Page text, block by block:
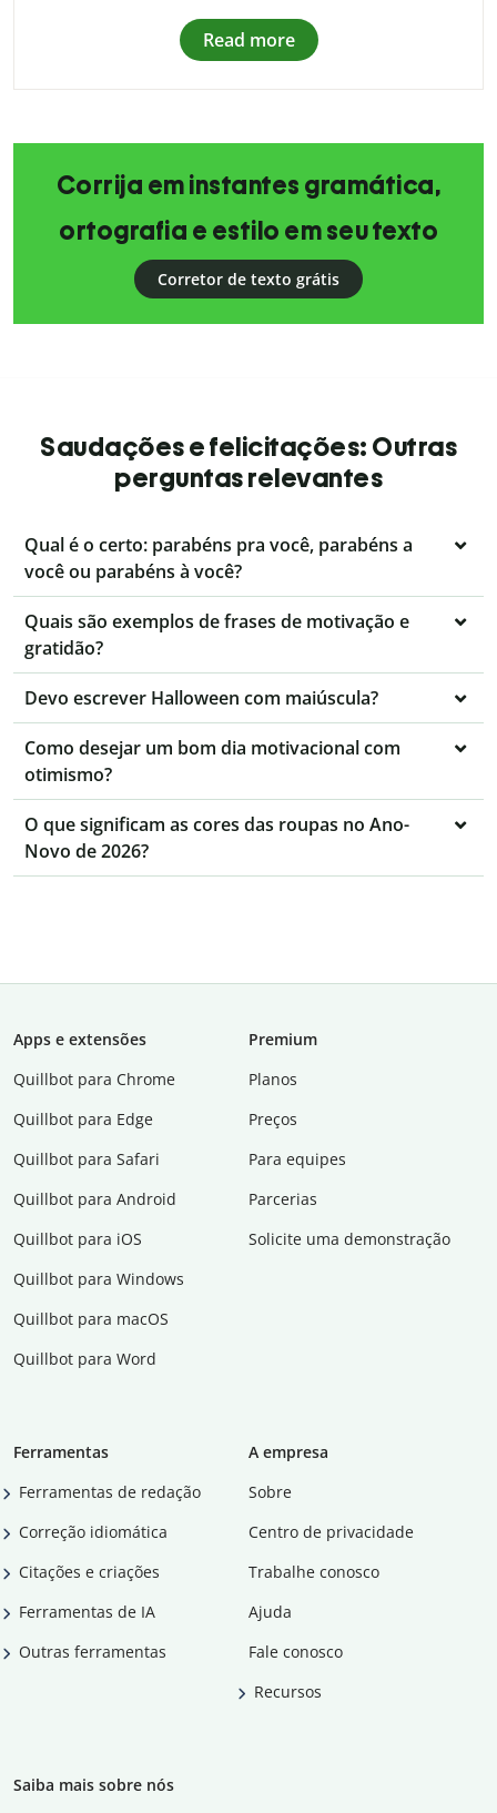
Read more
Corrija em instantes gramática,
ortografia e estilo em seu texto
Corretor de texto grátis
Saudações e felicitações: Outras
perguntas relevantes
Qual é o certo: parabéns pra você, parabéns a
você ou parabéns à você?
Quais são exemplos de frases de motivação e
gratidão?
Devo escrever Halloween com maiúscula?
Como desejar um bom dia motivacional com
otimismo?
O que significam as cores das roupas no Ano-
Novo de 2026?
Apps e extensões
Quillbot para Chrome
Quillbot para Edge
Quillbot para Safari
Quillbot para Android
Quillbot para iOS
Quillbot para Windows
Quillbot para macOS
Quillbot para Word
Premium
Planos
Preços
Para equipes
Parcerias
Solicite uma demonstração
Ferramentas
Ferramentas de redação
Correção idiomática
Citações e criações
Ferramentas de IA
Outras ferramentas
A empresa
Sobre
Centro de privacidade
Trabalhe conosco
Ajuda
Fale conosco
Recursos
Saiba mais sobre nós